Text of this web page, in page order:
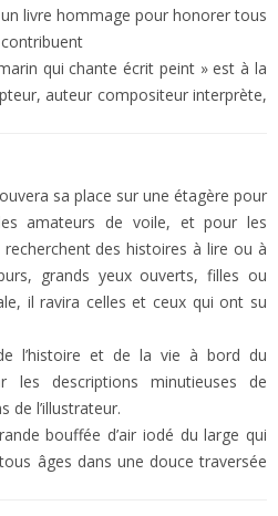
livre hommage pour honorer tous
qui chante écrit peint » est à la
auteur compositeur interprète,
sa place sur une étagère pour
amateurs de voile, et pour les
des histoires à lire ou à
grands yeux ouverts, filles ou
il ravira celles et ceux qui ont su
l’histoire et de la vie à bord du
les descriptions minutieuses de
de l’illustrateur.
bouffée d’air iodé du large qui
âges dans une douce traversée